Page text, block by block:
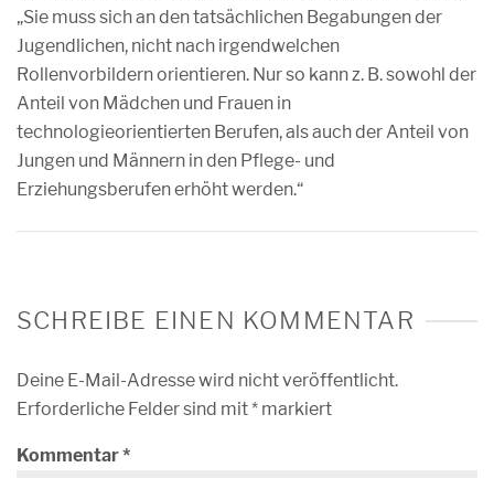
„Sie muss sich an den tatsächlichen Begabungen der
Jugendlichen, nicht nach irgendwelchen
Rollenvorbildern orientieren. Nur so kann z. B. sowohl der
Anteil von Mädchen und Frauen in
technologieorientierten Berufen, als auch der Anteil von
Jungen und Männern in den Pflege- und
Erziehungsberufen erhöht werden.“
SCHREIBE EINEN KOMMENTAR
Deine E-Mail-Adresse wird nicht veröffentlicht.
Erforderliche Felder sind mit* markiert
Kommentar*